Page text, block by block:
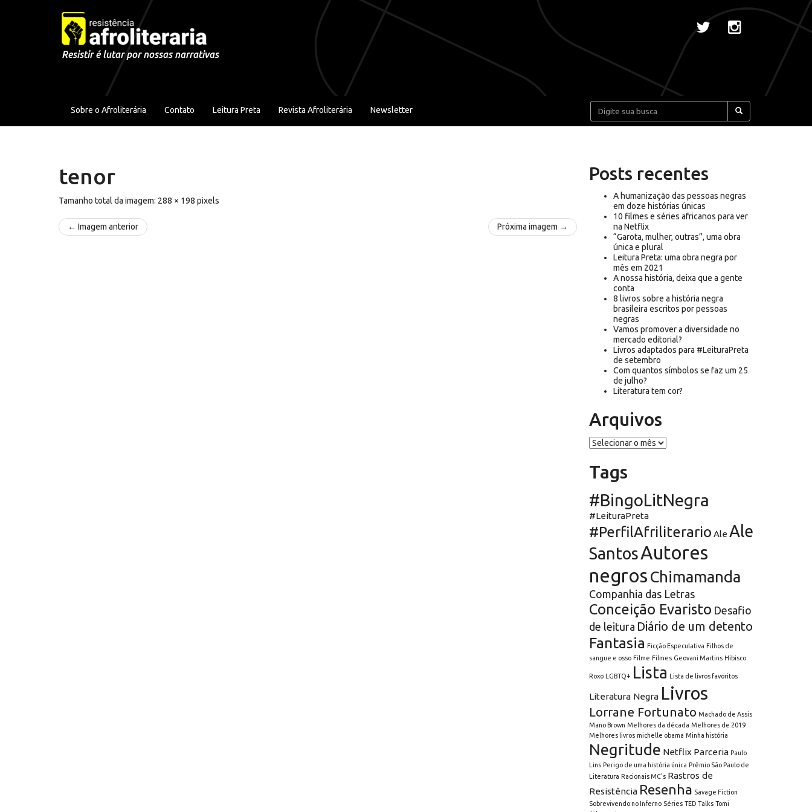
Pular para o conteúdo
Resistir é lutar por nossas narrativas
Sobre o Afroliterária Contato Leitura Preta Revista Afroliterária Newsletter Pesquisar:
tenor
Tamanho total da imagem: 288 × 198 pixels
← Imagem anterior Próxima imagem →
Posts recentes
A humanização das pessoas negras
em doze histórias únicas
10 filmes e séries africanos para ver
na Netflix
“Garota, mulher, outras”, uma obra
única e plural
Leitura Preta: uma obra negra por
mês em 2021
A nossa história, deixa que a gente
conta
8 livros sobre a história negra
brasileira escritos por pessoas
negras
Vamos promover a diversidade no
mercado editorial?
Livros adaptados para #LeituraPreta
de setembro
Com quantos símbolos se faz um 25
de julho?
Literatura tem cor?
Arquivos
Arquivos
Tags
#BingoLitNegra
#LeituraPreta
#PerfilAfriliterario Ale Ale
SantosAutores
negros Chimamanda
Companhia das Letras
Conceição Evaristo Desafio
de leitura Diário de um detento
Fantasia Ficção Especulativa Filhos de
sangue e osso Filme Filmes Geovani Martins Hibisco
Roxo LGBTQ+ Lista Lista de livros favoritos
Literatura Negra Livros
Lorrane Fortunato Machado de Assis
Mano Brown Melhores da década Melhores de 2019
Melhores livros michelle obama Minha história
Negritude Netflix Parceria Paulo
Lins Perigo de uma história única Prêmio São Paulo de
Literatura Racionais MC's Rastros de
Resistência Resenha Savage Fiction
Sobrevivendo no Inferno Séries TED Talks Tomi